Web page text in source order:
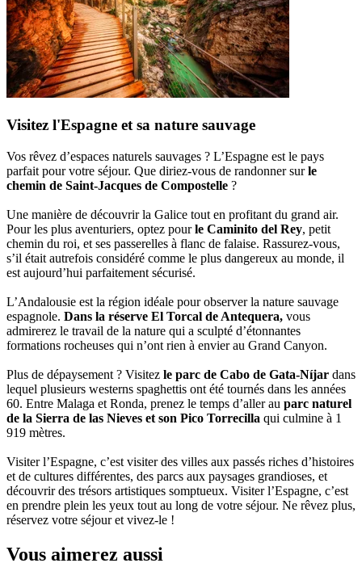
Visitez l'Espagne et sa nature sauvage
Vos rêvez d’espaces naturels sauvages ? L’Espagne est le pays
parfait pour votre séjour. Que diriez-vous de randonner surle
chemin de Saint-Jacques de Compostelle ?
Une manière de découvrir la Galice tout en profitant du grand air.
Pour les plus aventuriers, optez pourle Caminito del Rey, petit
chemin du roi, et ses passerelles à flanc de falaise. Rassurez-vous,
s’il était autrefois considéré comme le plus dangereux au monde, il
est aujourd’hui parfaitement sécurisé.
L’Andalousie est la région idéale pour observer la nature sauvage
espagnole. Dans la réserve El Torcal de Antequera, vous
admirerez le travail de la nature qui a sculpté d’étonnantes
formations rocheuses qui n’ont rien à envier au Grand Canyon.
Plus de dépaysement ? Visitez le parc de Cabo de Gata-Níjar dans
lequel plusieurs westerns spaghettis ont été tournés dans les années
60. Entre Malaga et Ronda, prenez le temps d’aller au parc naturel
de la Sierra de las Nieves et son Pico Torrecilla qui culmine à 1
919 mètres.
Visiter l’Espagne, c’est visiter des villes aux passés riches d’histoires
et de cultures différentes, des parcs aux paysages grandioses, et
découvrir des trésors artistiques somptueux. Visiter l’Espagne, c’est
en prendre plein les yeux tout au long de votre séjour. Ne rêvez plus,
réservez votre séjour et vivez-le !
Vous aimerez aussi